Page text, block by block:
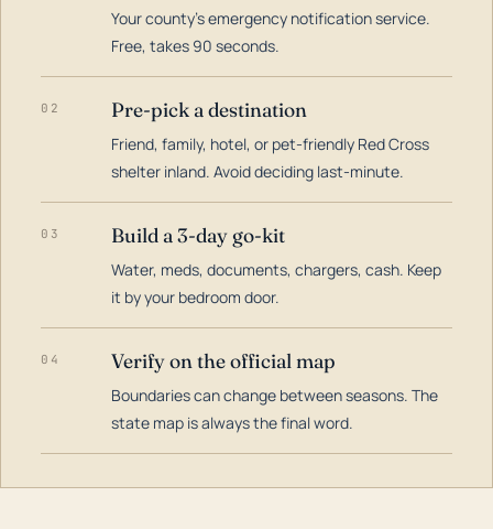
Your county's emergency notification service.
Free, takes 90 seconds.
02 Pre-pick a destination
Friend, family, hotel, or pet-friendly Red Cross
shelter inland. Avoid deciding last-minute.
03 Build a 3-day go-kit
Water, meds, documents, chargers, cash. Keep
it by your bedroom door.
04 Verify on the official map
Boundaries can change between seasons. The
state map is always the final word.